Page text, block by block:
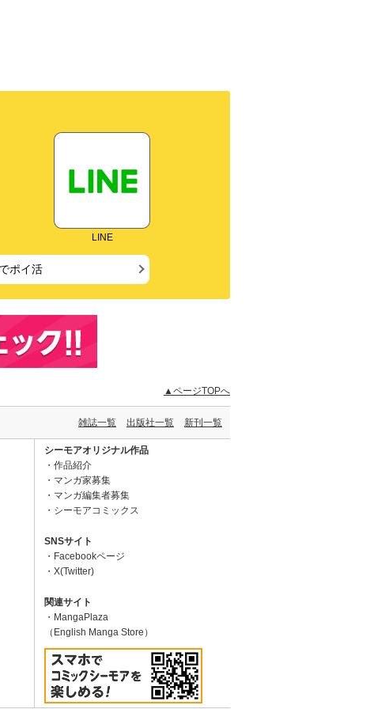
LINE
ポイ活
▲ページTOPへ
雑誌一覧 出版社一覧 新刊一覧
シーモアオリジナル作品
作品紹介
マンガ家募集
マンガ編集者募集
シーモアコミックス
SNSサイト
Facebookページ
X(Twitter)
関連サイト
MangaPlaza
（English Manga Store）